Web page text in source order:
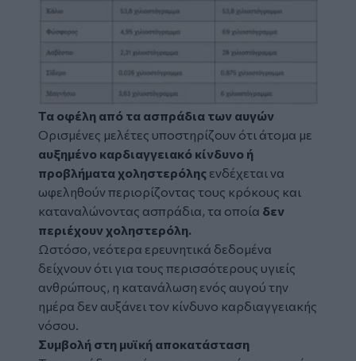
Τα οφέλη από τα ασπράδια των αυγών
Ορισμένες μελέτες υποστηρίζουν ότι άτομα με
αυξημένο καρδιαγγειακό κίνδυνο ή
προβλήματα χοληστερόλης ενδέχεται να
ωφεληθούν περιορίζοντας τους κρόκους και
καταναλώνοντας ασπράδια, τα οποία δεν
περιέχουν χοληστερόλη.
Ωστόσο, νεότερα ερευνητικά δεδομένα
δείχνουν ότι για τους περισσότερους υγιείς
ανθρώπους, η κατανάλωση ενός αυγού την
ημέρα δεν αυξάνει τον κίνδυνο καρδιαγγειακής
νόσου.
Συμβολή στη μυϊκή αποκατάσταση